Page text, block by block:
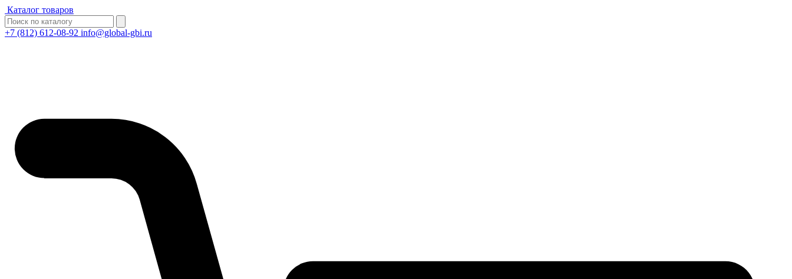
Каталог товаров
+7 (812) 612-08-92 info@global-gbi.ru